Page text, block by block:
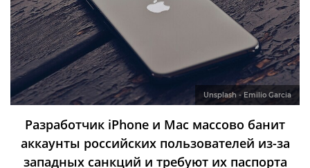
Unsplash - Emilio Garcia
Разработчик iPhone и Mac массово банит
аккаунты российских пользователей из-за
западных санкций и требуют их паспорта